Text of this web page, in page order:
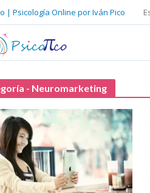
| Psicología Online por Iván Pico
- Neuromarketing